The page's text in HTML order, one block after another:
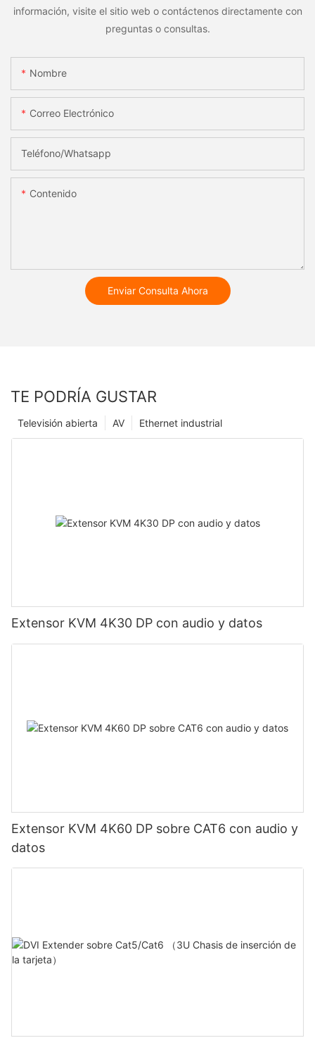
información, visite el sitio web o contáctenos directamente con
preguntas o consultas.
Nombre
Correo Electrónico
Teléfono/whatsapp
Contenido
Enviar Consulta Ahora
TE PODRÍA GUSTAR
Ethernet industrial
AV
Televisión abierta
Extensor KVM 4K30 DP con audio y datos
Extensor KVM 4K60 DP sobre CAT6 con audio y
datos